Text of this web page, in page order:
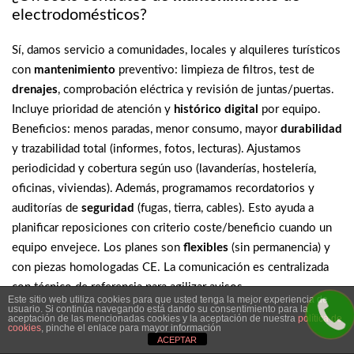
electrodomésticos?
Sí, damos servicio a comunidades, locales y alquileres turísticos
con mantenimiento preventivo: limpieza de filtros, test de
drenajes, comprobación eléctrica y revisión de juntas/puertas.
Incluye prioridad de atención y histórico digital
por equipo.
Beneficios: menos paradas, menor consumo, mayor durabilidad
y trazabilidad total (informes, fotos, lecturas). Ajustamos
periodicidad y cobertura según uso (lavanderías, hostelería,
oficinas, viviendas). Además, programamos recordatorios y
auditorías de seguridad (fugas, tierra, cables). Esto ayuda a
planificar reposiciones con criterio coste/beneficio cuando un
equipo envejece. Los planes son flexibles (sin permanencia) y
con piezas homologadas CE. La comunicación es centralizada
con técnico de referencia para agilizar avisos.
Secadora nosecabien: ¿filtro o condensador?
Este sitio web utiliza cookies para que usted tenga la mejor experiencia de
usuario. Si continúa navegando está dando su consentimiento para la
aceptación de las mencionadas cookies y la aceptación de nuestra política de
cookies, pinche el enlace para mayor información
ACEPTAR